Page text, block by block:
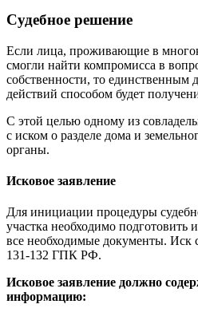
Судебное решение
Если лица, проживающие в
смогли найти компромисса в
собственности, то единственным
действий способом будет
С этой целью одному из
с иском о разделе дома и
органы.
Исковое заявление
Для инициации процедуры
участка необходимо подготовить
все необходимые документы. Иск
131-132 ГПК РФ.
Исковое заявление должно
информацию: